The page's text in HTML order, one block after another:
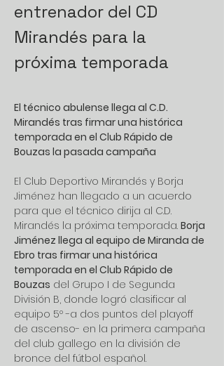
entrenador del CD
Mirandés para la
próxima temporada
El técnico abulense llega al C.D.
Mirandés tras firmar una histórica
temporada en el Club Rápido de
Bouzas la pasada campaña
El Club Deportivo Mirandés y Borja
Jiménez han llegado a un acuerdo
para que el técnico dirija al C.D.
Mirandés la próxima temporada. Borja
Jiménez llega al equipo de Miranda de
Ebro tras firmar una histórica
temporada en el Club Rápido de
Bouzas del Grupo I de Segunda
División B, donde logró clasificar al
equipo 5º -a dos puntos del playoff
de ascenso- en la primera campaña
del club gallego en la división de
bronce del fútbol español.